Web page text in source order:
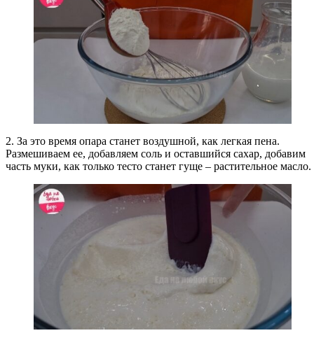
2. За это время опара станет воздушной, как легкая пена.
Размешиваем ее, добавляем соль и оставшийся сахар, добавим
часть муки, как только тесто станет гуще – растительное масло.